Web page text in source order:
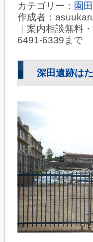
カテゴリー： 園
作成者：asuukaru
｜案内相談無料・
6491-6339まで
深田遺跡は